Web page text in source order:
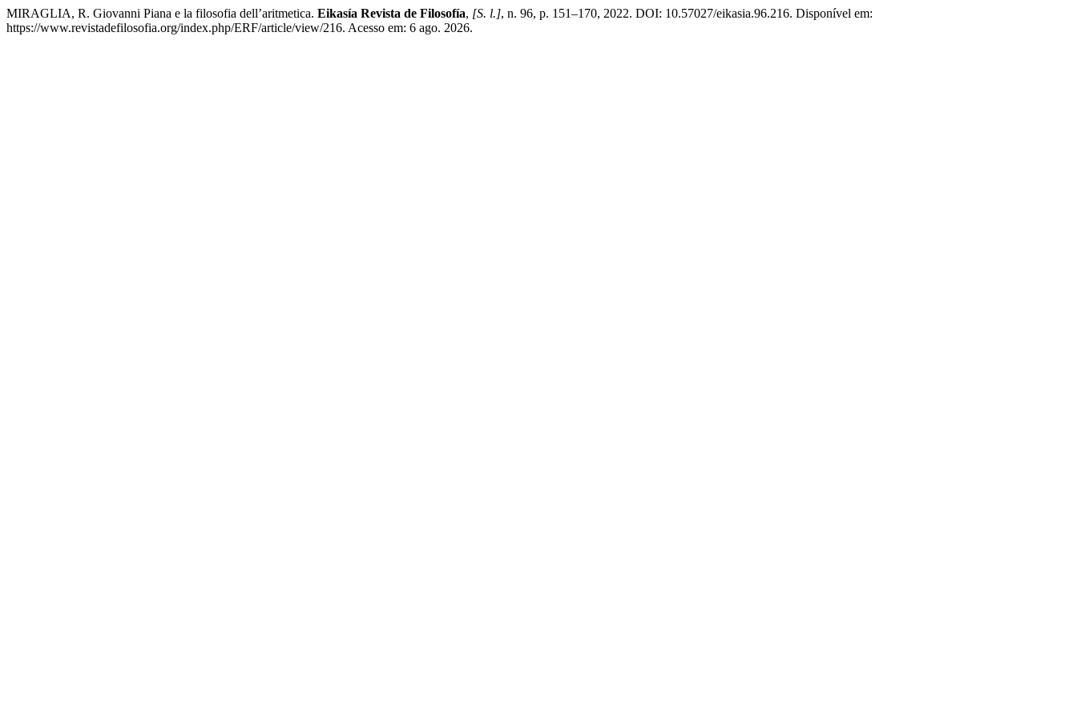
MIRAGLIA, R. Giovanni Piana e la filosofia dell’aritmetica. Eikasía Revista de Filosofía, [S. l.], n. 96, p. 151–170, 2022. DOI: 10.57027/eikasia.96.216. Disponível em:
https://www.revistadefilosofia.org/index.php/ERF/article/view/216. Acesso em: 6 ago. 2026.